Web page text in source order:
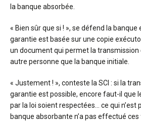
la banque absorbée.
« Bien sûr que si ! », se défend la banque
garantie est basée sur une copie
un document qui permet la transmission
autre personne que la banque initiale.
« Justement ! », conteste la SCI : si la
garantie est possible, encore faut-il que
par la loi soient respectées… ce qui n’est
banque absorbante n’a pas effectué